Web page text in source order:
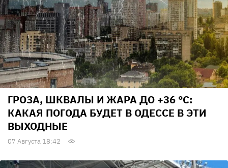
ГРОЗА, ШКВАЛЫ И ЖАРА ДО +36 °С:
КАКАЯ ПОГОДА БУДЕТ В ОДЕССЕ В ЭТИ
ВЫХОДНЫЕ
07 Августа 18:42